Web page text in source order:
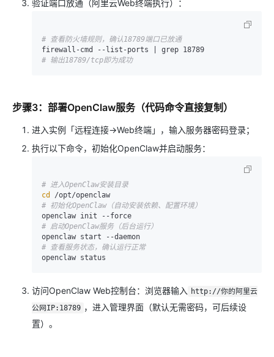
验证端口放通（阿里云Web终端执行）：
# 查看防火墙规则，确认18789端口已放通
# 输出18789/tcp即为成功
步骤3：部署OpenClaw服务（代码命令直接复制）
进入实例「远程连接→Web终端」，输入服务器密码登录；
执行以下命令，初始化OpenClaw并启动服务：
# 进入OpenClaw安装目录
cd
# 初始化OpenClaw（自动安装依赖、配置环境）
# 启动OpenClaw服务（后台运行）
# 查看服务状态，确认运行正常
访问OpenClaw Web控制台：浏览器输入
http://你的阿里云
公网IP:18789 ，进入管理界面（默认无需密码，可后续设
置）。